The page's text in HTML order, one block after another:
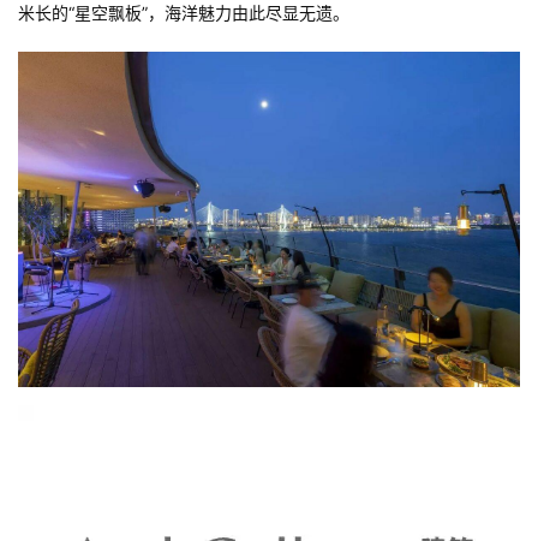
米长的“星空飘板”，海洋魅力由此尽显无遗。